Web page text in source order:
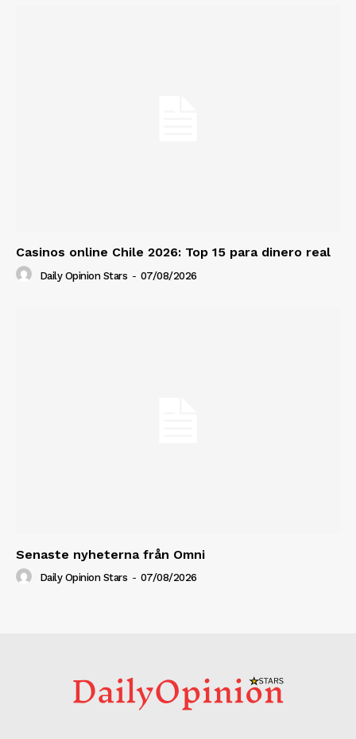
Casinos online Chile 2026: Top 15 para dinero real
Daily Opinion Stars - 07/08/2026
Senaste nyheterna från Omni
Daily Opinion Stars - 07/08/2026